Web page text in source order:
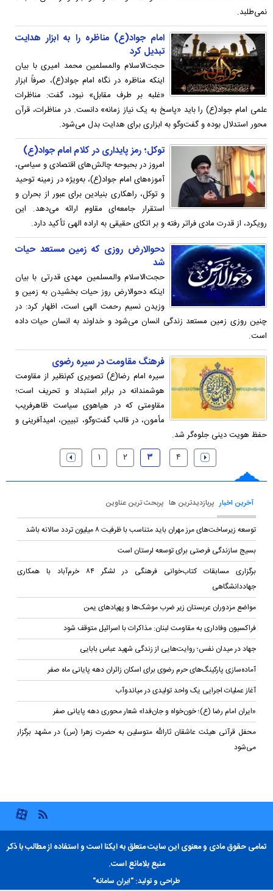
نمی‌طلبد.
امام جواد(ع) مناظره را به ابزار هدایت
تبدیل کرد
حجت‌الاسلام والمسلمین محمد امیری با بیان
اینکه مناظره در نگاه امام جواد(ع)، صرفاً ابزار
«غلبه بر طرف مقابل» نبود، گفت: مناظرات
علمی امام جواد(ع) را باید «پاسخ به یک نیاز زمانه» دانست. در مناظرات، قرآن
محور استدلال بوده و گفت‌وگو به ابزاری برای هدایت بدل می‌شود.
توکل؛ رمز پایداری در کلام امام جواد(ع)
امروز در بحبوحه‌ چالش‌های اقتصادی و سیاسی،
آموزه‌های امام جواد(ع)، به‌ویژه در زمینه توحید
و توکل، راهکاری بنیادین برای عبور از بحران و
استقرار جامعه‌ای مقاوم ارائه می‌دهد. این
رویکرد، از قدرت مادی فراتر رفته و بر اتکای حقیقی به اراده الهی تأکید دارد.
دحوالارض روزی که زمین مستعد حیات
شد
حجت‌الاسلام والمسلمین مهدی قدرتی با بیان
اینکه دحوالارض روز حیات بخشیدن به زمین و
وزیدن نسیم رحمت الهی است، اظهار کرد: در
چنین روزی زمین مستعد زندگی انسان می‌شود و خداوند به انسان حیات داده
است.
فرهنگ مقاومت در سیره رضوی
سیره امام رضا(ع) تصویری کم‌نظیر از مقاومت
هوشمندانه در برابر استبداد و تحریف است؛
مقاومتی که در هیاهوی سیاست ظاهرفریب
مأمون، در قالب گفت‌وگو، تبیین، امیدآفرینی و
حفظ هویت دینی جلوه‌گر شد.
۱ ۲ ۳ ۴
آخرین اخبار پربازدیدترین ها پربحث ترین عناوین
توسعه زیرساخت‌های مرز مهران باید متناسب با ظرفیت ۸ میلیون تردد سالانه باشد
بسیج سازندگی فرصتی برای توسعه لرستان است
برگزاری مسابقات کتاب‌خوانی فرهنگی در لشگر ۸۴ خرم‌آباد با همکاری
جهاددانشگاهی
مواضع مزدوران عربستان زیر ضرب موشک‌ها و پهپادهای یمن
فراکسیون وفاداری به مقاومت لبنان: مذاکرات با اسرائیل متوقف شود
جهاد در میدان نفس؛ روایت‌هایی از زندگی شهید عباس بابایی
آماده‌سازی پارکینگ‌های حرم رضوی برای اسکان زائران دهه پایانی ماه صفر
آغاز عملیات اجرایی یک واحد تولیدی در میاندوآب
«ایران امام رضا (ع)؛ خون‌خواه و جان‌فدا» شعار محوری دهه پایانی صفر
محفل قرآنی هیئت عاشقان ثارالله متوسلین به حضرت زهرا (س) در مشهد برگزار
می‌شود
تمامی حقوق مادی و معنوی این سایت متعلق به ایکنا است و استفاده از مطالب با ذکر
منبع بلامانع است.
طراحی و تولید: "ایران سامانه"